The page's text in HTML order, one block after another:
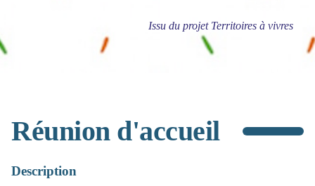
Issu du projet Territoires à vivres
Réunion d'accueil
Description